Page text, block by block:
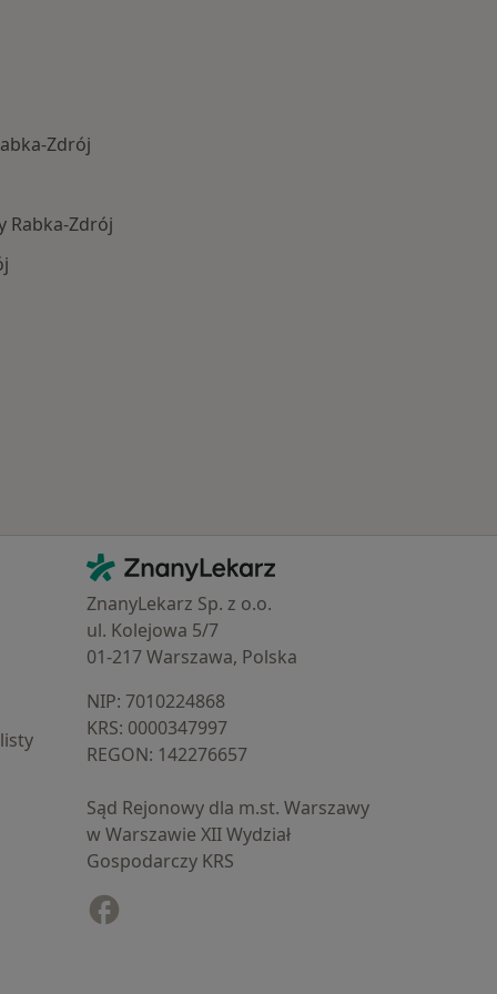
Zdrój
Rabka-Zdrój
Kontakt
ZnanyLekarz - Strona główna
ZnanyLekarz Sp. z o.o.
ul. Kolejowa 5/7
01-217 Warszawa, Polska
NIP: ⁠7010224868
KRS: ⁠0000347997
REGON: ⁠142276657
Sąd Rejonowy dla m.st. Warszawy
w Warszawie XII Wydział
Gospodarczy KRS